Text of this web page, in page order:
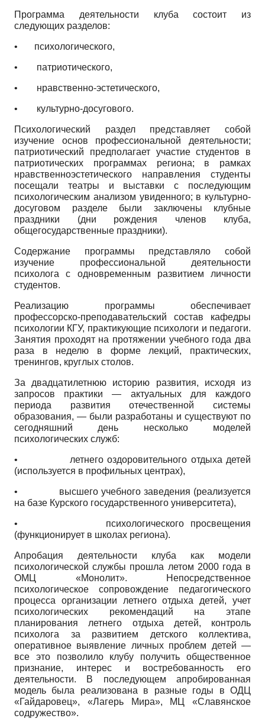
Программа деятельности клуба состоит из
следующих разделов:
• психологического,
• патриотического,
• нравственно-эстетического,
• культурно-досугового.
Психологический раздел представляет собой
изучение основ профессиональной деятельности;
патриотический предполагает участие студентов в
патриотических программах региона; в рамках
нравственно­эстетического направления студенты
посещали театры и выставки с последующим
психологическим анализом увиденного; в культурно-
досуговом разделе были заключены клубные
праздники (дни рождения членов клуба,
общегосударственные праздники).
Содержание программы представляло собой
изучение профессиональной деятельности
психолога с одновременным развитием личности
студентов.
Реализацию программы обеспечивает
профессорско-преподавательский состав кафедры
психологии КГУ, практикующие психологи и педагоги.
Занятия проходят на протяжении учебного года два
раза в неделю в форме лекций, практических,
тренингов, круглых столов.
За двадцатилетнюю историю развития, исходя из
запросов практики — актуальных для каждого
периода развития отечественной системы
образования, — были разработаны и существуют по
сегодняшний день несколько моделей
психологических служб:
• летнего оздоровительного отдыха детей
(используется в профильных центрах),
• высшего учебного заведения (реализуется
на базе Курского государственного университета),
• психологического просвещения
(функционирует в школах региона).
Апробация деятельности клуба как модели
психологической службы прошла летом 2000 года в
ОМЦ «Монолит». Непосредственное
психологическое сопровождение педагогического
процесса организации летнего отдыха детей, учет
психологических рекомендаций на этапе
планирования летнего отдыха детей, контроль
психолога за развитием детского коллектива,
оперативное выявление личных проблем детей —
все это позволило клубу получить общественное
признание, интерес и востребованность его
деятельности. В последующем апробированная
модель была реализована в разные годы в ОДЦ
«Гайдаровец», «Лагерь Мира», МЦ «Славянское
содружество».